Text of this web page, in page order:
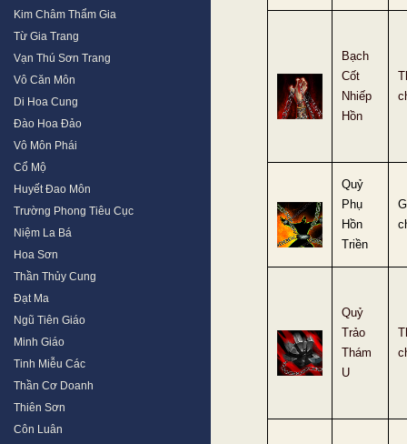
Kim Châm Thẩm Gia
Từ Gia Trang
Vạn Thú Sơn Trang
Vô Căn Môn
Di Hoa Cung
Đào Hoa Đảo
Vô Môn Phái
Cổ Mộ
Huyết Đao Môn
Trường Phong Tiêu Cục
Niệm La Bá
Hoa Sơn
Thần Thủy Cung
Đạt Ma
Ngũ Tiên Giáo
Minh Giáo
Tinh Miễu Các
Thần Cơ Doanh
Thiên Sơn
Côn Luân
Bạch
Cốt
Nhiếp
Hồn
Quỷ
Phụ
Hồn
Triền
Quỷ
Trảo
Thám
U